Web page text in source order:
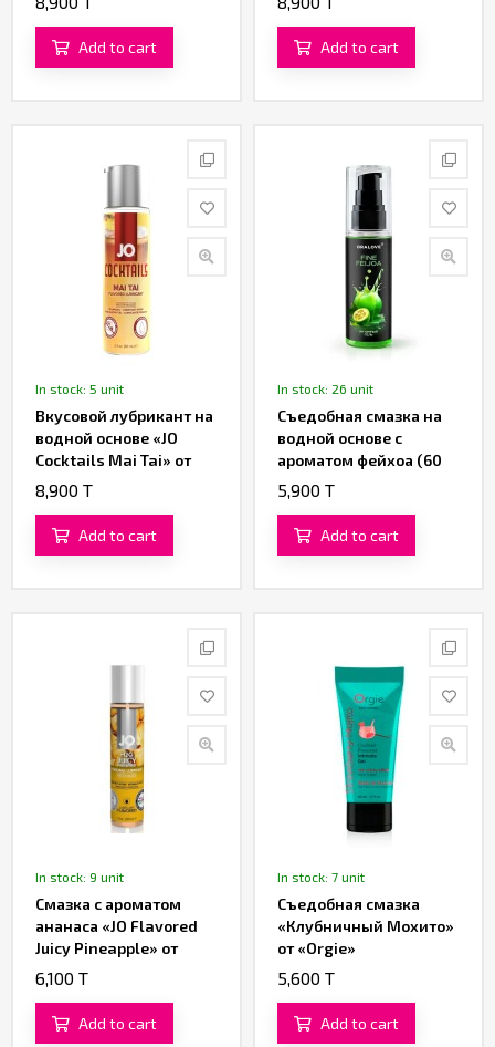
Add to cart
60 ML
Add to cart
In stock: 5 unit
Вкусовой лубрикант на
водной основе «JO
Cocktails Mai Tai» от
«System JO» 60 ML
8,900 T
Add to cart
In stock: 26 unit
Съедобная смазка на
водной основе с
ароматом фейхоа (60
ML)
5,900 T
Add to cart
In stock: 9 unit
Смазка с ароматом
ананаса «JO Flavored
Juicy Pineapple» от
«System JO» 30 ML
6,100 T
Add to cart
In stock: 7 unit
Съедобная смазка
«Клубничный Мохито»
от «Orgie»
5,600 T
Add to cart